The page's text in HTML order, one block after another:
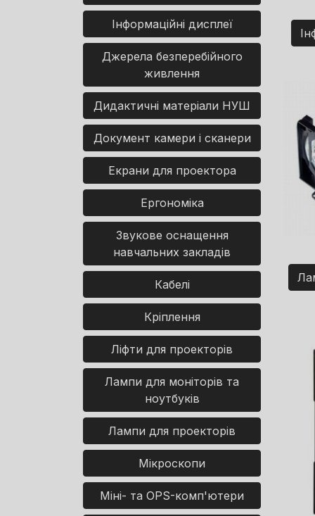
Інформаційні дисплеї
Джерела безперебійного
живлення
Дидактичні матеріали НУШ
Документ камери і сканери
Екрани для проектора
Ергономіка
Звукове оснащення
навчальних закладів
Кабелі
Кріплення
Ліфти для проекторів
Лампи для моніторів та
ноутбуків
Лампи для проекторів
Мікроскопи
Міні- та OPS-комп'ютери